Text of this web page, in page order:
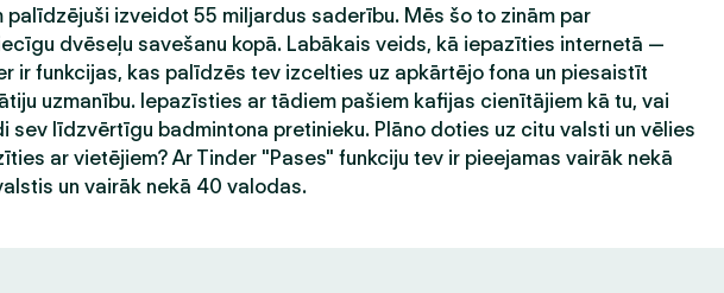
palīdzējuši izveidot 55 miljardus saderību. Mēs šo to zinām par
dvēseļu savešanu kopā. Labākais veids, kā iepazīties internetā —
ir funkcijas, kas palīdzēs tev izcelties uz apkārtējo fona un piesaistīt
uzmanību. Iepazīsties ar tādiem pašiem kafijas cienītājiem kā tu, vai
sev līdzvērtīgu badmintona pretinieku. Plāno doties uz citu valsti un vēlies
ar vietējiem? Ar Tinder "Pases" funkciju tev ir pieejamas vairāk nekā
un vairāk nekā 40 valodas.